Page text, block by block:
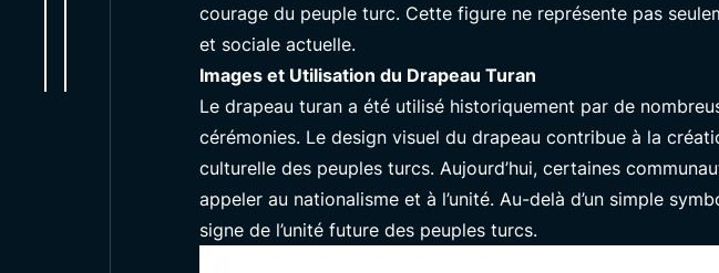
courage du peuple turc. Cette figure ne représente pas
et sociale actuelle.
Images et Utilisation du Drapeau Turan
Le drapeau turan a été utilisé historiquement par de
cérémonies. Le design visuel du drapeau contribue à la
culturelle des peuples turcs. Aujourd’hui, certaines
appeler au nationalisme et à l’unité. Au-delà d’un simple
signe de l’unité future des peuples turcs.